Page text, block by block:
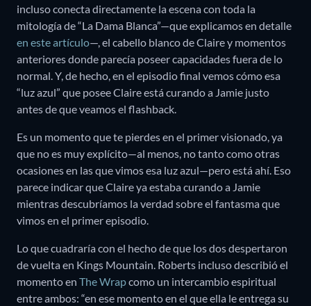
incluso conecta directamente la escena con toda la
mitología de “La Dama Blanca”—que explicamos en detalle
en este artículo—, el cabello blanco de Claire y momentos
anteriores donde parecía poseer capacidades fuera de lo
normal. Y, de hecho, en el episodio final vemos cómo esa
“luz azul” que posee Claire está curando a Jamie justo
antes de que veamos el flashback.
Es un momento que te pierdes en el primer visionado, ya
que no es muy explícito—al menos, no tanto como otras
ocasiones en las que vimos esa luz azul—pero está ahí. Eso
parece indicar que Claire ya estaba curando a Jamie
mientras descubríamos la verdad sobre el fantasma que
vimos en el primer episodio.
Lo que cuadraría con el hecho de que los dos despertaron
de vuelta en Kings Mountain. Roberts incluso describió el
momento en The Wrapcomo un intercambio espiritual
entre ambos: “en ese momento en el que ella le entrega su